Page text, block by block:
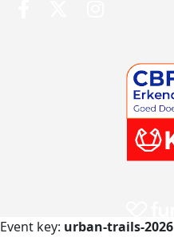
Event key: urban-trails-2026